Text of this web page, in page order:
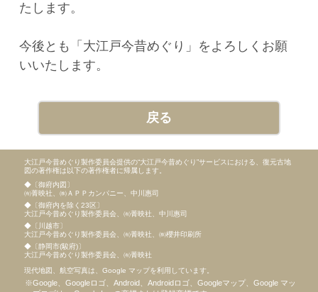
たします。
今後とも「大江戸今昔めぐり」をよろしくお願
いいたします。
戻る
大江戸今昔めぐり製作委員会提供の“大江戸今昔めぐり”サービスにおける、復元古地
図の著作権は以下の著作権者に帰属します。
◆〔御府内図〕
㈲菁映社、㈱ＡＰＰカンパニー、中川惠司
◆〔御府内を除く23区〕
大江戸今昔めぐり製作委員会、㈲菁映社、中川惠司
◆〔川越市〕
大江戸今昔めぐり製作委員会、㈲菁映社、㈱櫻井印刷所
◆〔静岡市(駿府)〕
大江戸今昔めぐり製作委員会、㈲菁映社
現代地図、航空写真は、Google マップを利用しています。
Google、Googleロゴ、Android、Androidロゴ、Googleマップ、Google マッ